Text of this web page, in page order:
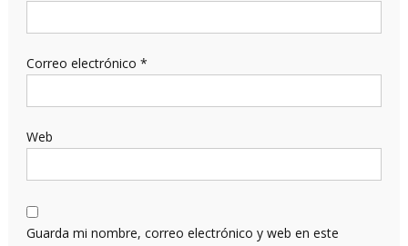
Correo electrónico *
Web
Guarda mi nombre, correo electrónico y web en este